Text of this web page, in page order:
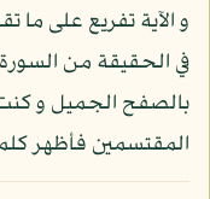
و الآية تفريع على ما
في الحقيقة من
بالصفح الجميل و كنت
المقتسمين فأظهر